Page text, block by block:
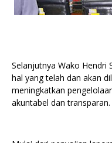
Selanjutnya Wako Hendri
hal yang telah dan akan
meningkatkan
akuntabel dan transparan.